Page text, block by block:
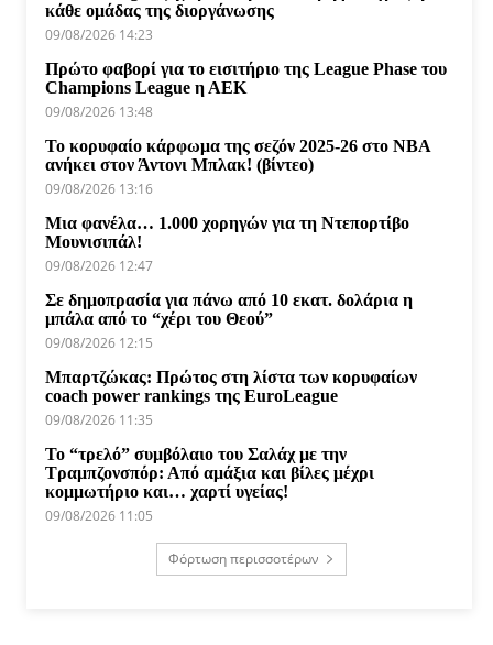
κάθε ομάδας της διοργάνωσης
09/08/2026 14:23
Πρώτο φαβορί για το εισιτήριο της League Phase του
Champions League η ΑΕΚ
09/08/2026 13:48
Το κορυφαίο κάρφωμα της σεζόν 2025-26 στο NBA
ανήκει στον Άντονι Μπλακ! (βίντεο)
09/08/2026 13:16
Μια φανέλα… 1.000 χορηγών για τη Ντεπορτίβο
Μουνισιπάλ!
09/08/2026 12:47
Σε δημοπρασία για πάνω από 10 εκατ. δολάρια η
μπάλα από το “χέρι του Θεού”
09/08/2026 12:15
Μπαρτζώκας: Πρώτος στη λίστα των κορυφαίων
coach power rankings της EuroLeague
09/08/2026 11:35
Το “τρελό” συμβόλαιο του Σαλάχ με την
Τραμπζονσπόρ: Από αμάξια και βίλες μέχρι
κομμωτήριο και… χαρτί υγείας!
09/08/2026 11:05
Φόρτωση περισσοτέρων